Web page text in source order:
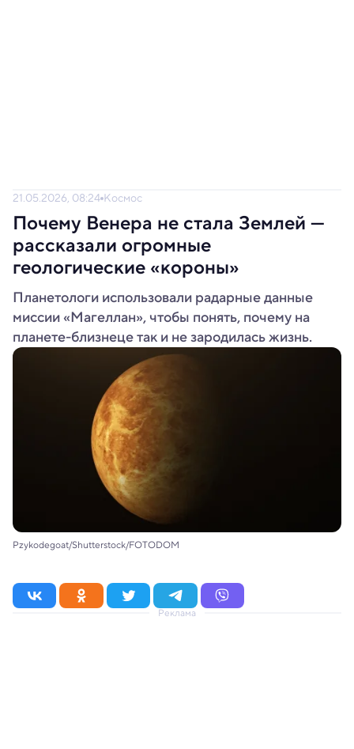
21.05.2026, 08:24 Космос
Почему Венера не стала Землей —
рассказали огромные
геологические «короны»
Планетологи использовали радарные данные
миссии «Магеллан», чтобы понять, почему на
планете-близнеце так и не зародилась жизнь.
Pzykodegoat/Shutterstock/FOTODOM
Реклама